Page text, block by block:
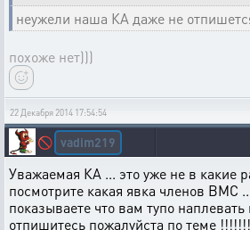
неужели наша КА даже не
похоже нет)))
22 Декабря 2014 17:54:54
🚫 vadim219
Уважаемая КА ... это уже не в какие
посмотрите какая явка членов ВМС
показываете что вам тупо наплевать
отпишитесь пожалуйста по теме